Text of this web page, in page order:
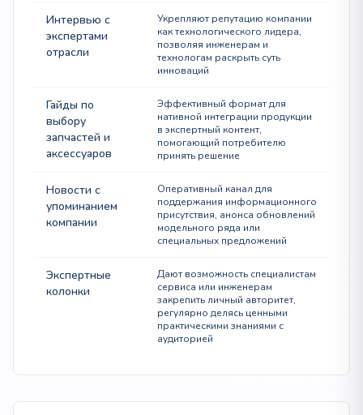
Интервью с
экспертами
отрасли
Укрепляют репутацию компании
как технологического лидера,
позволяя инженерам и
технологам раскрыть суть
инноваций
Гайды по
выбору
запчастей и
аксессуаров
Эффективный формат для
нативной интеграции продукции
в экспертный контент,
помогающий потребителю
принять решение
Новости с
упоминанием
компании
Оперативный канал для
поддержания информационного
присутствия, анонса обновлений
модельного ряда или
специальных предложений
Экспертные
колонки
Дают возможность специалистам
сервиса или инженерам
закрепить личный авторитет,
регулярно делясь ценными
практическими знаниями с
аудиторией